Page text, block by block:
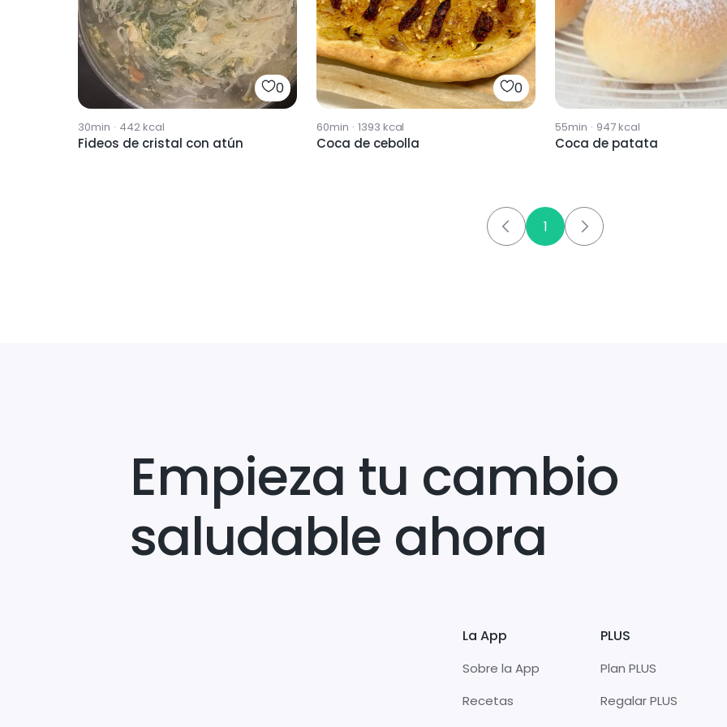
0
30min · 442kcal
Fideos de cristal con atún
0
60min · 1393 kcal
Coca de cebolla
55min · 947kcal
Coca de patata
1
Empieza tu cambio
saludable ahora
La App
Sobre la App
Recetas
PLUS
Plan PLUS
Regalar PLUS